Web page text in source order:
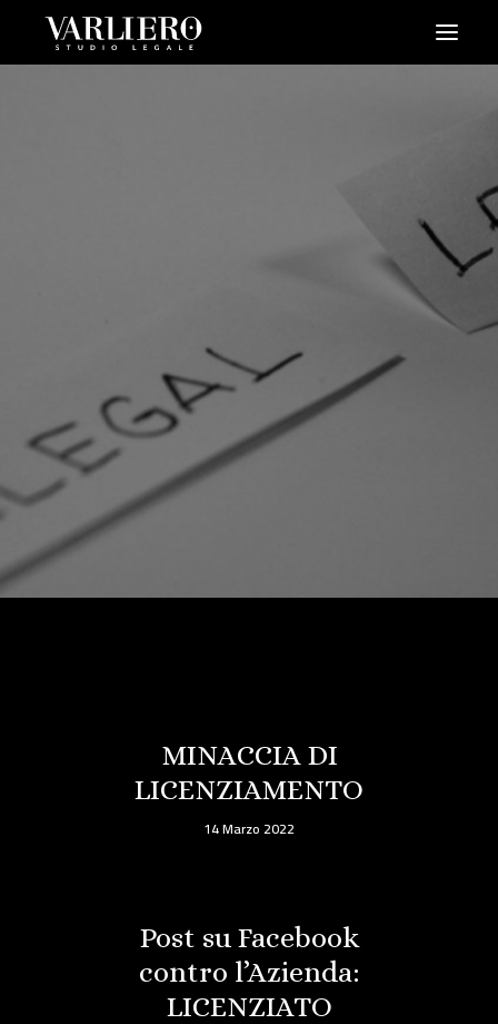
PRENDI UN APPUNTAMENTO
MINACCIA DI
LICENZIAMENTO
14 Marzo 2022
Post su Facebook
contro l’Azienda:
LICENZIATO